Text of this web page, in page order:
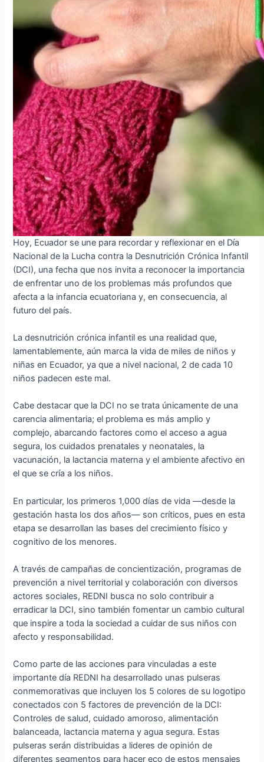
Hoy, Ecuador se une para recordar y reflexionar en el Día
Nacional de la Lucha contra la Desnutrición Crónica Infantil
(DCI), una fecha que nos invita a reconocer la importancia
de enfrentar uno de los problemas más profundos que
afecta a la infancia ecuatoriana y, en consecuencia, al
futuro del país.
La desnutrición crónica infantil es una realidad que,
lamentablemente, aún marca la vida de miles de niños y
niñas en Ecuador, ya que a nivel nacional, 2 de cada 10
niños padecen este mal.
Cabe destacar que la DCI no se trata únicamente de una
carencia alimentaria; el problema es más amplio y
complejo, abarcando factores como el acceso a agua
segura, los cuidados prenatales y neonatales, la
vacunación, la lactancia materna y el ambiente afectivo en
el que se cría a los niños.
En particular, los primeros 1,000 días de vida —desde la
gestación hasta los dos años— son críticos, pues en esta
etapa se desarrollan las bases del crecimiento físico y
cognitivo de los menores.
A través de campañas de concientización, programas de
prevención a nivel territorial y colaboración con diversos
actores sociales, REDNI busca no solo contribuir a
erradicar la DCI, sino también fomentar un cambio cultural
que inspire a toda la sociedad a cuidar de sus niños con
afecto y responsabilidad.
Como parte de las acciones para vinculadas a este
importante día REDNI ha desarrollado unas pulseras
conmemorativas que incluyen los 5 colores de su logotipo
conectados con 5 factores de prevención de la DCI:
Controles de salud, cuidado amoroso, alimentación
balanceada, lactancia materna y agua segura. Estas
pulseras serán distribuidas a lideres de opinión de
diferentes segmentos para hacer eco de estos mensajes